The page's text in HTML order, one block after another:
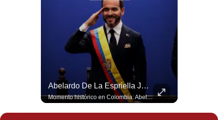
Abelardo De La Espriella Juramenta Como Nuevo Presidente | Gestión Mundo
Momento histórico en Colombia: Abelardo de la Espriella prestó juramento y recibió la banda presidencial en la Arena USC de Cali, convirtiéndose oficialmente en el nuevo Presidente de la República para el periodo 2026-2030. Por primera vez en la historia reciente del país, la investidura presidencial se celebró fuera de Bogotá. ¿Qué opinas del inicio de este nuevo mandato constitucional? #DeLaEspriella #Colombia #PosesionPresidencial #Cali #Shorts 👉 Suscríbete y activa la campana para no perderte nuestro análisis diario. 🌎 Síguenos en nuestras redes sociales: 📌 Web oficial: https://gestion.pe/mundo/ 📌 LinkedIn: http://bit.ly/3HYIET0 📌 X (Twitter): http://bit.ly/4noZtX9 📌 TikTok: http://bit.ly/4evB6TO